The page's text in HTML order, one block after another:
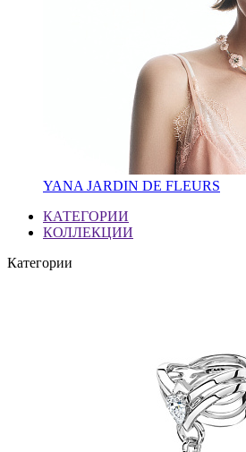
YANA JARDIN DE FLEURS
КАТЕГОРИИ
КОЛЛЕКЦИИ
Категории